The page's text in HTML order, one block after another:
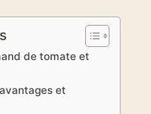
de tomate et
et